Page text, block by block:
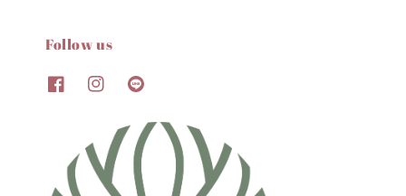
Follow us